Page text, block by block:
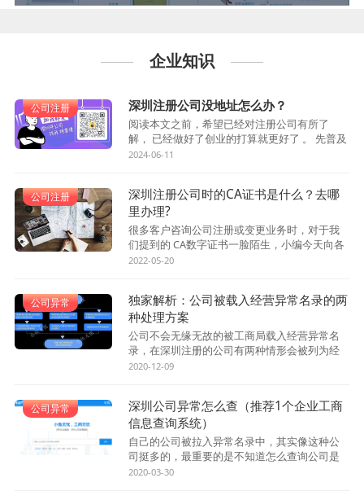
企业知识
公司注册 深圳注册公司没地址怎么办？
阅读本文之前，希望已经对注册公司有所了
解， 已经做好了创业的打算就更好了 。 先普及
一个概念： 实审。指的是实际审查 ，通常是为
2024-06-11
公司注册
深圳注册公司时的CA证书是什么？去哪
里办理?
很多客户咨询公司注册或变更业务时，对于我
们提到的 CA数字证书一脸陌生，小编今天向各
位介绍一下CA数字证书是什么？什么用途？怎
2022-05-20
公司异常
独家解析：公司被载入经营异常名录的两
种处理方案
公司不会无缘无故的被工商局载入经营异常名
录，在深圳注册的公司有两种情形会被列为经
营异常企业，分别是： 未按时申报年报 和通过
2020-12-09
公司异常
深圳公司异常怎么查（推荐1个企业工商
信息查询系统）
自己的公司被拉入异常名录中，其实像这种公
司挺多的，最重要的是不知道怎么查询公司是
否异常，今天前海百丰小编就给大家推荐一个
2020-03-30